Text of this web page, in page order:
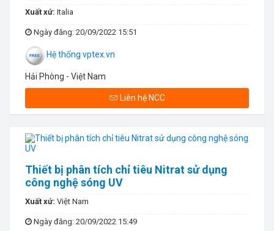
Xuất xứ: Italia
Ngày đăng: 20/09/2022 15:51
Hệ thống vptex.vn
Hải Phòng - Việt Nam
Liên hệ NCC
Thiết bị phân tích chỉ tiêu Nitrat sử dụng
công nghệ sóng UV
Xuất xứ: Việt Nam
Ngày đăng: 20/09/2022 15:49